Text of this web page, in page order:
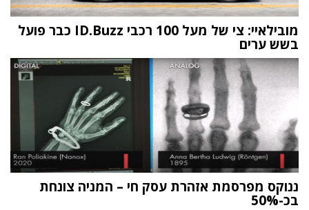
מובילאיי: צי של מעל 100 רכבי ID.Buzz כבר פועל
בשש ערים
ננוקס מפרסמת אזהרת עסק חי – המניה צונחת
בכ-50%